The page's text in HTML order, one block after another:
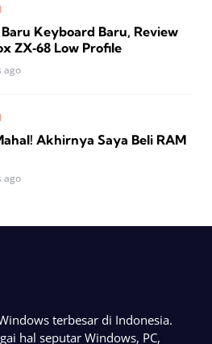
Keyboard Baru, Review
ZX‑68 Low Profile
ago
Akhirnya Saya Beli RAM
ago
terbesar di Indonesia.
hal seputar Windows, PC,